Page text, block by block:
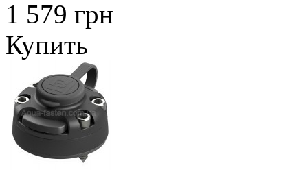
1 579 грн
Купить